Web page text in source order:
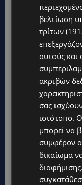
Topics
UPDATES
VIRAL: Κοράκι πήρε
επίθεση
βελτίωση
τρίτων
αυτούς και
ακριβών
σας
ιστότοπο.
μπορεί να
συμφέρον
δικαίωμα
διαφήμισης